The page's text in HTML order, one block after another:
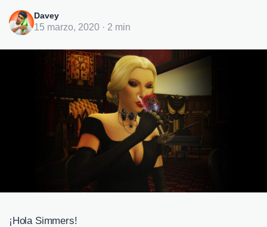
Davey
15 marzo, 2020 · 2 min
¡Hola Simmers!